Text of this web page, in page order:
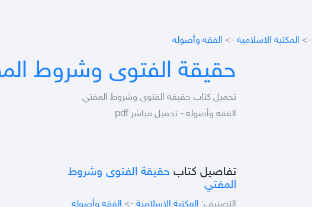
-> المكتبة الاسلامية -> الفقه وأصوله
حقيقة الفتوى وشروط
تحميل كتاب حقيقة الفتوى وشروط المفتي
الفقه وأصوله - تحميل مباشر pdf
تفاصيل كتاب حقيقة الفتوى وشروط
المفتي
التصنيف: المكتبة الاسلامية -> الفقه وأصوله